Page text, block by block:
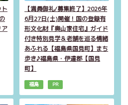
【満員御礼/募集終了】2026年
6月27日(土)開催！国の登録有
形文化財『奥山家住宅』ガイド
付き特別見学＆老舗を巡る情緒
あふれる【福島県国見町】まち
歩き♪福島県・伊達郡【国見
町】
福島 PR